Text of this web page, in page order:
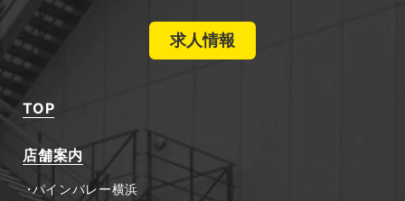
求人情報
TOP
店舗案内
パインバレー横浜